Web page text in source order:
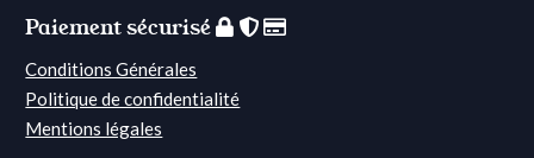
Paiement sécurisé
Conditions Générales
Politique de confidentialité
Mentions légales